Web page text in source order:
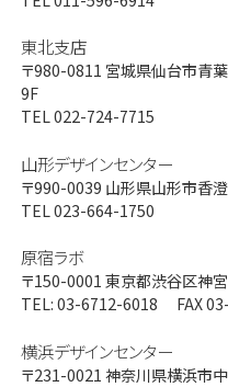
東北支店
〒980-0811 宮城県仙台市青
9F
TEL 022-724-7715
山形デザインセンター
〒990-0039 山形県山形市香
TEL 023-664-1750
原宿ラボ
〒150-0001 東京都渋谷区神
TEL: 03-6712-6018 FAX
横浜デザインセンター
〒231-0021 神奈川県横浜市